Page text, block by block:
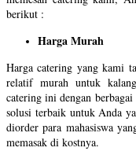
berikut :
Harga Murah
Harga catering yang kami
relatif murah untuk
catering ini dengan
solusi terbaik untuk Anda
diorder para mahasiswa
memasak di kostnya.